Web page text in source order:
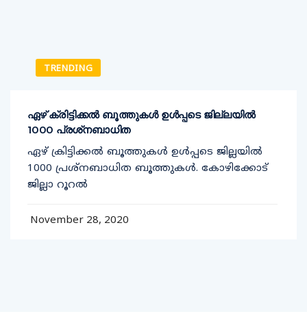
TRENDING
ഏഴ് ക്രിട്ടിക്കല്‍ ബൂത്തുകള്‍ ഉള്‍പ്പടെ ജില്ലയില്‍
1000 പ്രശ്‌നബാധിത
ഏഴ് ക്രിട്ടിക്കല്‍ ബൂത്തുകള്‍ ഉള്‍പ്പടെ ജില്ലയില്‍
1000 പ്രശ്‌നബാധിത ബൂത്തുകള്‍. കോഴിക്കോട്
ജില്ലാ റൂറല്‍
November 28, 2020